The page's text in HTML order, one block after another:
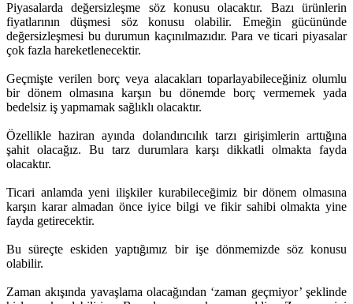
Piyasalarda değersizleşme söz konusu olacaktır. Bazı ürünlerin
fiyatlarının düşmesi söz konusu olabilir. Emeğin gücününde
değersizleşmesi bu durumun kaçınılmazıdır. Para ve ticari piyasalar
çok fazla hareketlenecektir.
Geçmişte verilen borç veya alacakları toparlayabileceğiniz olumlu
bir dönem olmasına karşın bu dönemde borç vermemek yada
bedelsiz iş yapmamak sağlıklı olacaktır.
Özellikle haziran ayında dolandırıcılık tarzı girişimlerin arttığına
şahit olacağız. Bu tarz durumlara karşı dikkatli olmakta fayda
olacaktır.
Ticari anlamda yeni ilişkiler kurabileceğimiz bir dönem olmasına
karşın karar almadan önce iyice bilgi ve fikir sahibi olmakta yine
fayda getirecektir.
Bu süreçte eskiden yaptığımız bir işe dönmemizde söz konusu
olabilir.
Zaman akışında yavaşlama olacağından ‘zaman geçmiyor’ şeklinde